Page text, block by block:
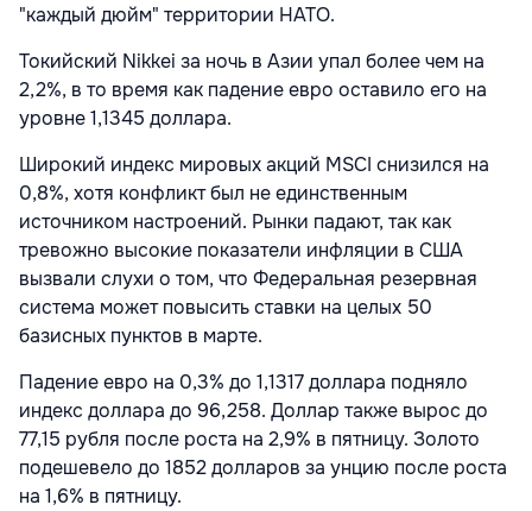
"каждый дюйм" территории НАТО.
Токийский Nikkei за ночь в Азии упал более чем на
2,2%, в то время как падение евро оставило его на
уровне 1,1345 доллара.
Широкий индекс мировых акций MSCI снизился на
0,8%, хотя конфликт был не единственным
источником настроений. Рынки падают, так как
тревожно высокие показатели инфляции в США
вызвали слухи о том, что Федеральная резервная
система может повысить ставки на целых 50
базисных пунктов в марте.
Падение евро на 0,3% до 1,1317 доллара подняло
индекс доллара до 96,258. Доллар также вырос до
77,15 рубля после роста на 2,9% в пятницу. Золото
подешевело до 1852 долларов за унцию после роста
на 1,6% в пятницу.